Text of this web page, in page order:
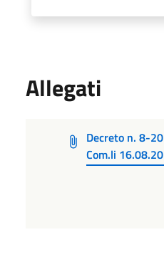
Allegati
Decreto n. 8-
Com.li